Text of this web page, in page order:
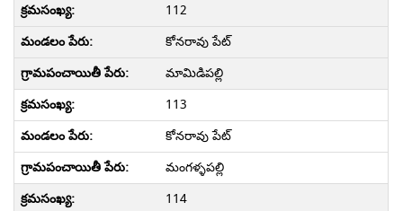
112
కోనరావు పేట్
మామిడిపల్లి
113
కోనరావు పేట్
మంగళ్ళపల్లి
114